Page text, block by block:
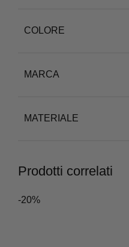
COLORE
MARCA
MATERIALE
Prodotti correlati
-20%